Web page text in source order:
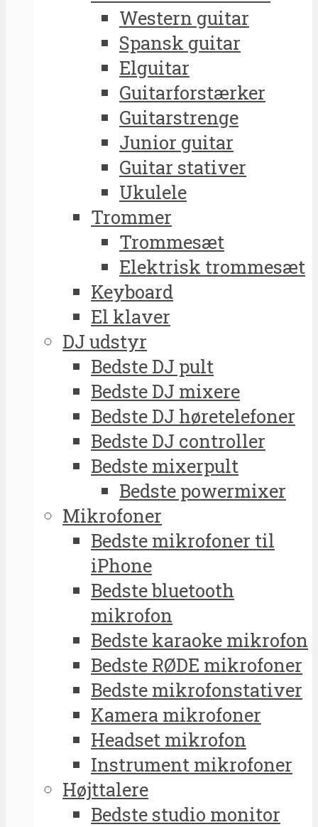
Western guitar
Spansk guitar
Elguitar
Guitarforstærker
Guitarstrenge
Junior guitar
Guitar stativer
Ukulele
Trommer
Trommesæt
Elektrisk trommesæt
Keyboard
El klaver
DJ udstyr
Bedste DJ pult
Bedste DJ mixere
Bedste DJ høretelefoner
Bedste DJ controller
Bedste mixerpult
Bedste powermixer
Mikrofoner
Bedste mikrofoner til
iPhone
Bedste bluetooth
mikrofon
Bedste karaoke mikrofon
Bedste RØDE mikrofoner
Bedste mikrofonstativer
Kamera mikrofoner
Headset mikrofon
Instrument mikrofoner
Højttalere
Bedste studio monitor